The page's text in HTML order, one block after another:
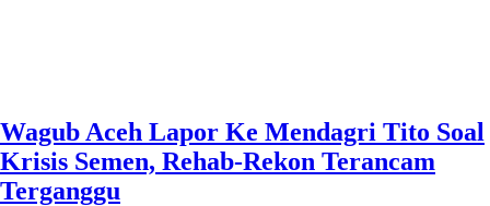
Wagub Aceh Lapor Ke Mendagri Tito Soal
Krisis Semen, Rehab-Rekon Terancam
Terganggu